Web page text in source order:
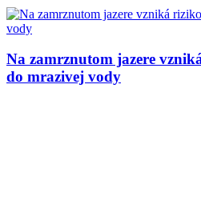
Na zamrznutom jazere
do mrazivej vody